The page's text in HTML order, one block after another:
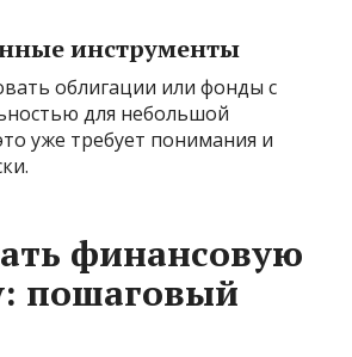
инструменты
облигации или фонды с
для небольшой
уже требует понимания и
финансовую
пошаговый